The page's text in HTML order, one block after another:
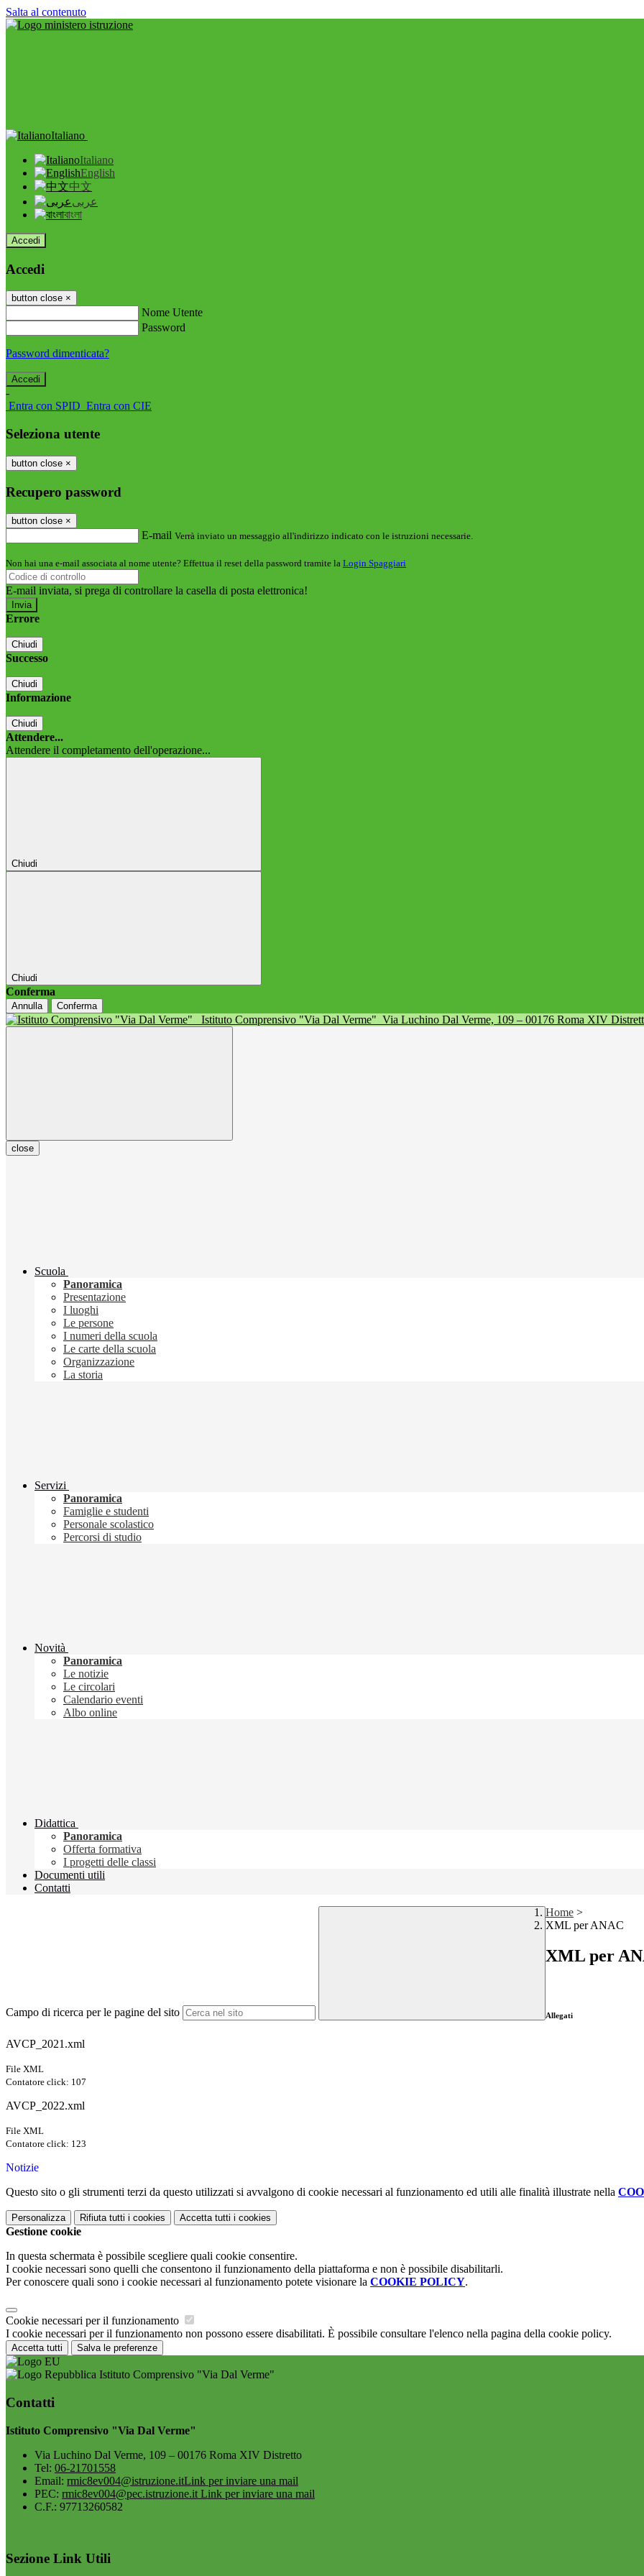
Salta al contenuto
Italiano
Italiano
English
中文
عربى
বাংলা
Accedi
Accedi
button close ×
Nome Utente
Password
Password dimenticata?
-
Entra con SPID Entra con CIE
Seleziona utente
button close ×
Recupero password
button close ×
E-mail Verrà inviato un messaggio all'indirizzo indicato con le istruzioni necessarie.
Non hai una e-mail associata al nome utente? Effettua il reset della password tramite la Login Spaggiari
E-mail inviata, si prega di controllare la casella di posta elettronica!
Errore
Chiudi
Successo
Chiudi
Informazione
Chiudi
Attendere...
Attendere il completamento dell'operazione...
Chiudi
Chiudi
Conferma
Annulla Conferma
Istituto Comprensivo "Via Dal Verme" Via Luchino Dal Verme, 109 – 00176 Roma XIV
close
Scuola
Panoramica
Presentazione
I luoghi
Le persone
I numeri della scuola
Le carte della scuola
Organizzazione
La storia
Servizi
Panoramica
Famiglie e studenti
Personale scolastico
Percorsi di studio
Novità
Panoramica
Le notizie
Le circolari
Calendario eventi
Albo online
Didattica
Panoramica
Offerta formativa
I progetti delle classi
Documenti utili
Contatti
Campo di ricerca per le pagine del sito
Home >
XML per ANAC
XML per
Allegati
AVCP_2021.xml
File XML
Contatore click: 107
AVCP_2022.xml
File XML
Contatore click: 123
Notizie
Questo sito o gli strumenti terzi da questo utilizzati si avvalgono di cookie necessari al funzionamento ed utili alle finalità illustrate nella
Personalizza Rifiuta tutti i cookies Accetta tutti i cookies
Gestione cookie
In questa schermata è possibile scegliere quali cookie consentire.
I cookie necessari sono quelli che consentono il funzionamento della piattaforma e non è possibile disabilitarli.
Per conoscere quali sono i cookie necessari al funzionamento potete visionare la COOKIE POLICY.
Cookie necessari per il funzionamento
I cookie necessari per il funzionamento non possono essere disabilitati. È possibile consultare l'elenco nella pagina della cookie policy.
Accetta tutti Salva le preferenze
Istituto Comprensivo "Via Dal Verme"
Contatti
Istituto Comprensivo "Via Dal Verme"
Via Luchino Dal Verme, 109 – 00176 Roma XIV Distretto
Tel: 06-21701558
Email: rmic8ev004@istruzione.itLink per inviare una mail
PEC: rmic8ev004@pec.istruzione.it Link per inviare una mail
C.F.: 97713260582
Sezione Link Utili